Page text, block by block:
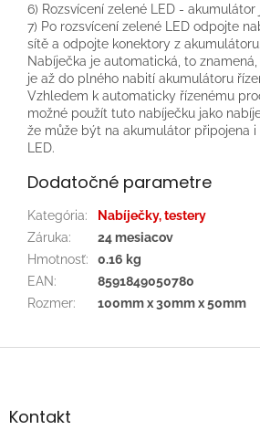
6) Rozsvícení zelené LED - akumulátor
7) Po rozsvícení zelené LED odpojte
sítě a odpojte konektory z akumulátoru.
Nabíječka je automatická, to
je až do plného nabití akumulátoru
Vzhledem k automaticky řízenému
možné použít tuto nabíječku jako
že může být na akumulátor připojena i
LED.
Dodatočné parametre
Kategória:
Nabíječky, testery
Záruka:
24 mesiacov
Hmotnosť:
0.16 kg
EAN:
8591849050780
Rozmer: 100mm x 30mm x 50mm
Z
äKontakt